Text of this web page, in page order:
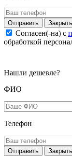
Закрыть
Согласен(-на) c
обработкой
Нашли дешевле?
ФИО
Телефон
Закрыть